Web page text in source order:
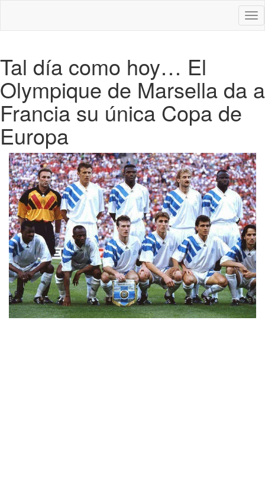
Tal día como hoy… El
Olympique de Marsella da a
Francia su única Copa de
Europa